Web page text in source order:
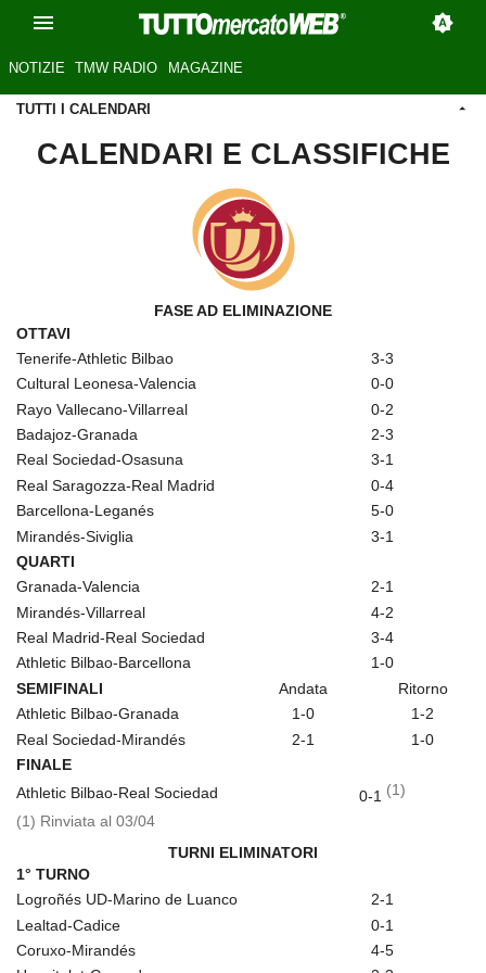
NOTIZIE TMW RADIO MAGAZINE
TUTTI I CALENDARI
CALENDARI E CLASSIFICHE
FASE AD ELIMINAZIONE
OTTAVI
Tenerife-Athletic Bilbao
3-3
Cultural Leonesa-Valencia
0-0
Rayo Vallecano-Villarreal
0-2
Badajoz-Granada
2-3
Real Sociedad-Osasuna
3-1
Real Saragozza-Real Madrid
0-4
Barcellona-Leganés
5-0
Mirandés-Siviglia
3-1
QUARTI
Granada-Valencia
2-1
Mirandés-Villarreal
4-2
Real Madrid-Real Sociedad
3-4
Athletic Bilbao-Barcellona
1-0
SEMIFINALI
Andata
Ritorno
Athletic Bilbao-Granada
1-0
1-2
Real Sociedad-Mirandés
2-1
1-0
FINALE
Athletic Bilbao-Real Sociedad
0-1 (1)
(1) Rinviata al 03/04
TURNI ELIMINATORI
1° TURNO
Logroñés UD-Marino de Luanco
2-1
Lealtad-Cadice
0-1
Coruxo-Mirandés
4-5